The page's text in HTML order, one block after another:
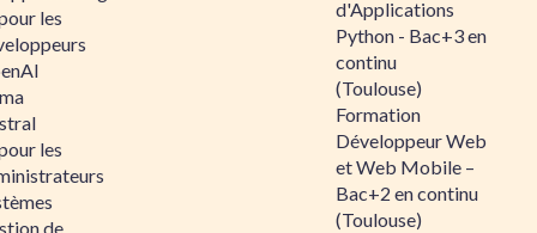
les
les
de
d'Applications
Python - Bac+3 en
continu
(Toulouse)
Formation
Développeur Web
et Web Mobile –
Bac+2 en continu
(Toulouse)